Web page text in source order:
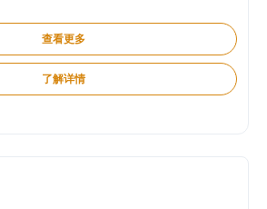
查看更多
了解详情